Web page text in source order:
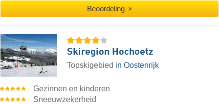
Beoordeling
Skiregion Hochoetz
Topskigebied in Oostenrijk
Gezinnen en kinderen
Sneeuwzekerheid